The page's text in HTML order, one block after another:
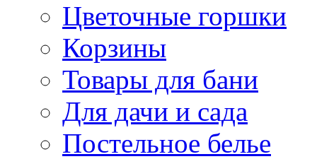
Цветочные горшки
Корзины
Товары для бани
Для дачи и сада
Постельное белье